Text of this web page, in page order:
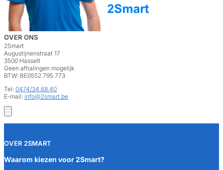
OVER ONS
2Smart
Augustijnenstraat 17
3500 Hasselt
Geen afhalingen mogelijk
BTW: BE0552 795 773
Tel: 0474/34.68.40
E-mail: info@2smart.be
OVER 2SMART
Waarom kiezen voor 2Smart?